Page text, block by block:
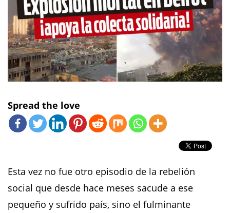
Spread the love
Esta vez no fue otro episodio de la rebelión
social que desde hace meses sacude a ese
pequeño y sufrido país, sino el fulminante